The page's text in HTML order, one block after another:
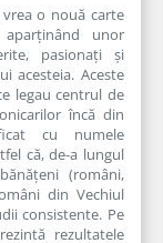
o nouă carte
unor
pasionați și
acesteia. Aceste
legau centrul de
încă din
cu numele
că, de-a lungul
(români,
din Vechiul
consistente. Pe
rezultatele